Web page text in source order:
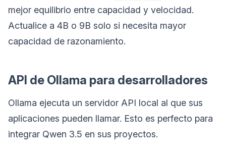
mejor equilibrio entre capacidad y velocidad.
Actualice a 4B o 9B solo si necesita mayor
capacidad de razonamiento.
API de Ollama para desarrolladores
Ollama ejecuta un servidor API local al que sus
aplicaciones pueden llamar. Esto es perfecto para
integrar Qwen 3.5 en sus proyectos.